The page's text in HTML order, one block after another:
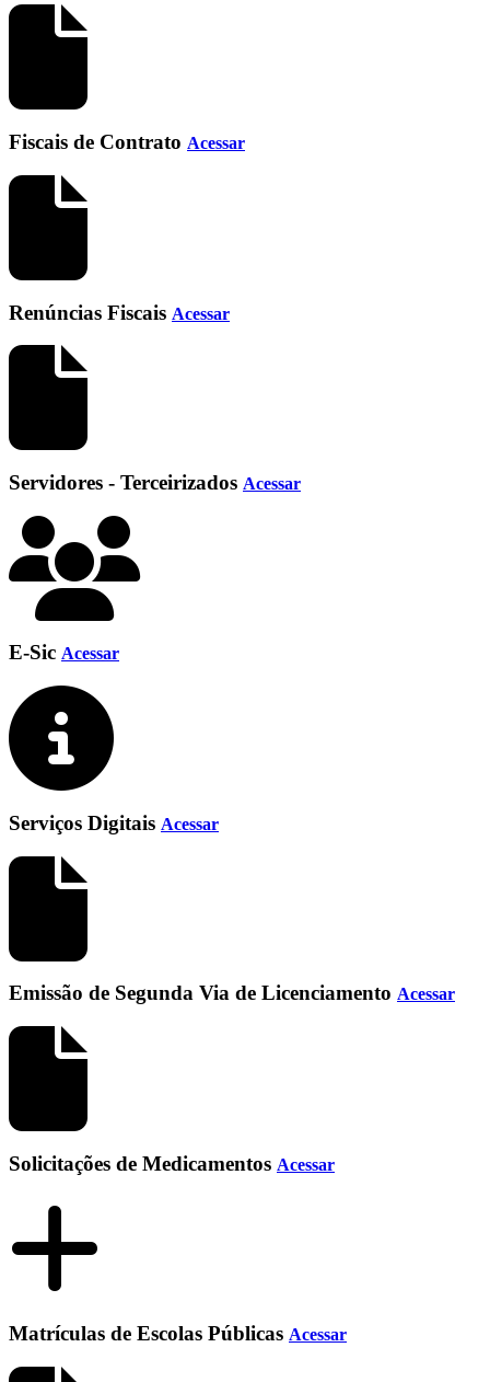
Fiscais de Contrato Acessar
Renúncias Fiscais Acessar
Servidores - Terceirizados Acessar
E-Sic Acessar
Serviços Digitais Acessar
Emissão de Segunda Via de Licenciamento Acessar
Solicitações de Medicamentos Acessar
Matrículas de Escolas Públicas Acessar